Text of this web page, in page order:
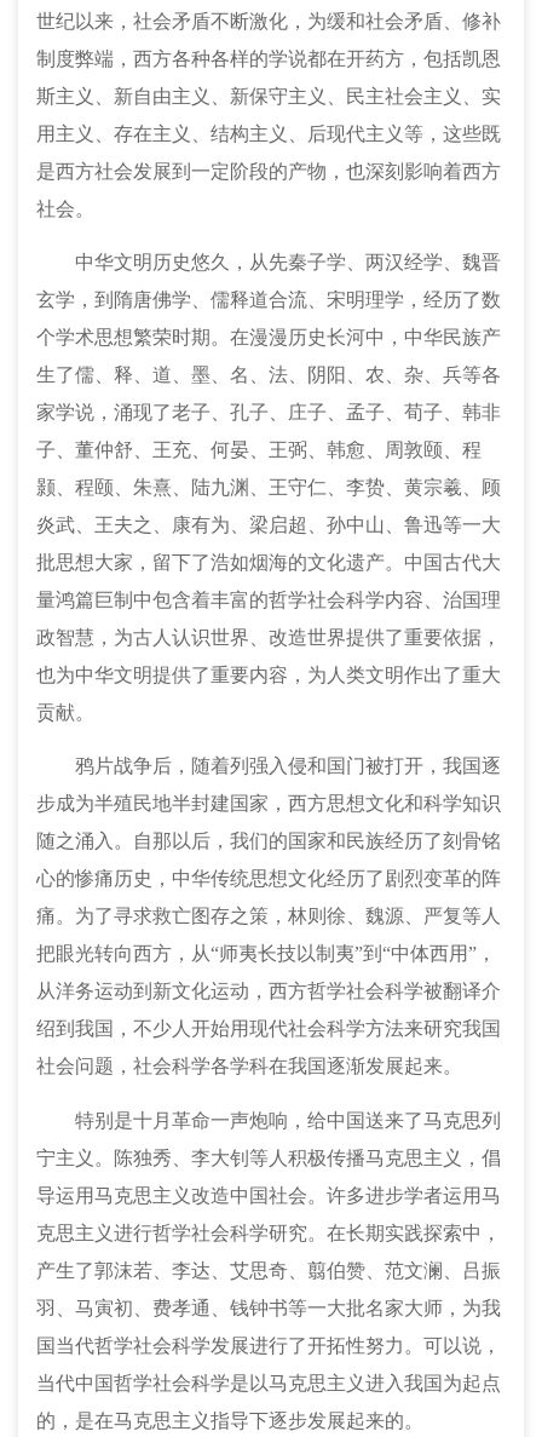
世纪以来，社会矛盾不断激化，为缓和社会矛盾、修补
制度弊端，西方各种各样的学说都在开药方，包括凯恩
斯主义、新自由主义、新保守主义、民主社会主义、实
用主义、存在主义、结构主义、后现代主义等，这些既
是西方社会发展到一定阶段的产物，也深刻影响着西方
社会。
中华文明历史悠久，从先秦子学、两汉经学、魏晋
玄学，到隋唐佛学、儒释道合流、宋明理学，经历了数
个学术思想繁荣时期。在漫漫历史长河中，中华民族产
生了儒、释、道、墨、名、法、阴阳、农、杂、兵等各
家学说，涌现了老子、孔子、庄子、孟子、荀子、韩非
子、董仲舒、王充、何晏、王弼、韩愈、周敦颐、程
颢、程颐、朱熹、陆九渊、王守仁、李贽、黄宗羲、顾
炎武、王夫之、康有为、梁启超、孙中山、鲁迅等一大
批思想大家，留下了浩如烟海的文化遗产。中国古代大
量鸿篇巨制中包含着丰富的哲学社会科学内容、治国理
政智慧，为古人认识世界、改造世界提供了重要依据，
也为中华文明提供了重要内容，为人类文明作出了重大
贡献。
鸦片战争后，随着列强入侵和国门被打开，我国逐
步成为半殖民地半封建国家，西方思想文化和科学知识
随之涌入。自那以后，我们的国家和民族经历了刻骨铭
心的惨痛历史，中华传统思想文化经历了剧烈变革的阵
痛。为了寻求救亡图存之策，林则徐、魏源、严复等人
把眼光转向西方，从“师夷长技以制夷”到“中体西用”，
从洋务运动到新文化运动，西方哲学社会科学被翻译介
绍到我国，不少人开始用现代社会科学方法来研究我国
社会问题，社会科学各学科在我国逐渐发展起来。
特别是十月革命一声炮响，给中国送来了马克思列
宁主义。陈独秀、李大钊等人积极传播马克思主义，倡
导运用马克思主义改造中国社会。许多进步学者运用马
克思主义进行哲学社会科学研究。在长期实践探索中，
产生了郭沫若、李达、艾思奇、翦伯赞、范文澜、吕振
羽、马寅初、费孝通、钱钟书等一大批名家大师，为我
国当代哲学社会科学发展进行了开拓性努力。可以说，
当代中国哲学社会科学是以马克思主义进入我国为起点
的，是在马克思主义指导下逐步发展起来的。